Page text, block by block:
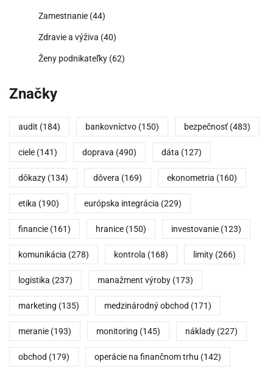
Zamestnanie (44)
Zdravie a výživa (40)
Ženy podnikateľky (62)
Značky
audit (184) bankovníctvo (150) bezpečnosť (483)
ciele (141) doprava (490) dáta (127)
dôkazy (134) dôvera (169) ekonometria (160)
etika (190) európska integrácia (229)
financie (161) hranice (150) investovanie (123)
komunikácia (278) kontrola (168) limity (266)
logistika (237) manažment výroby (173)
marketing (135) medzinárodný obchod (171)
meranie (193) monitoring (145) náklady (227)
obchod (179) operácie na finančnom trhu (142)